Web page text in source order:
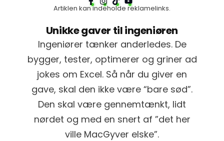
Artiklen kan indeholde reklamelinks.
Unikke gaver til ingeniøren
Ingeniører tænker anderledes. De
bygger, tester, optimerer og griner ad
jokes om Excel. Så når du giver en
gave, skal den ikke være “bare sød”.
Den skal være gennemtænkt, lidt
nørdet og med en snert af ”det her
ville MacGyver elske”.